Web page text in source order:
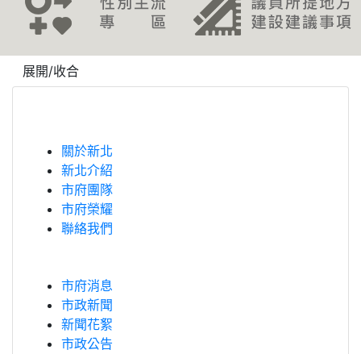
展開/收合
關於新北
新北介紹
市府團隊
市府榮耀
聯絡我們
市府消息
市政新聞
新聞花絮
市政公告